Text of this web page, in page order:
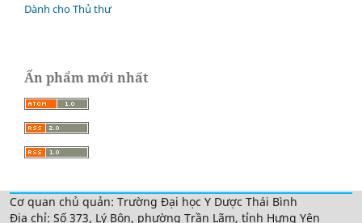
Dành cho Thủ thư
Ấn phẩm mới nhất
Cơ quan chủ quản: Trường Đại học Y Dược Thái Bình
Địa chỉ: Số 373, Lý Bôn, phường Trần Lãm, tỉnh Hưng Yên